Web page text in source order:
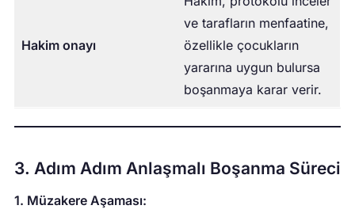
Hakim onayı
ve tarafların menfaatine,
özellikle çocukların
yararına uygun bulursa
boşanmaya karar verir.
3. Adım Adım Anlaşmalı Boşanma Süreci
1. Müzakere Aşaması: